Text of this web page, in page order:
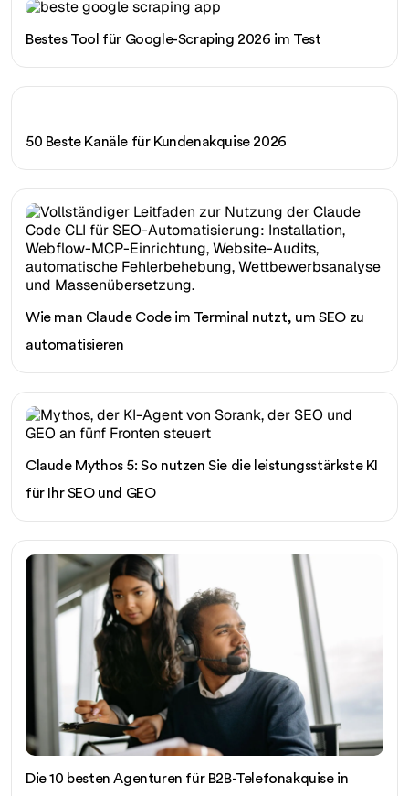
Bestes Tool für Google-Scraping 2026 im Test
50 Beste Kanäle für Kundenakquise 2026
Wie man Claude Code im Terminal nutzt, um SEO zu
automatisieren
Claude Mythos 5: So nutzen Sie die leistungsstärkste KI
für Ihr SEO und GEO
Die 10 besten Agenturen für B2B-Telefonakquise in